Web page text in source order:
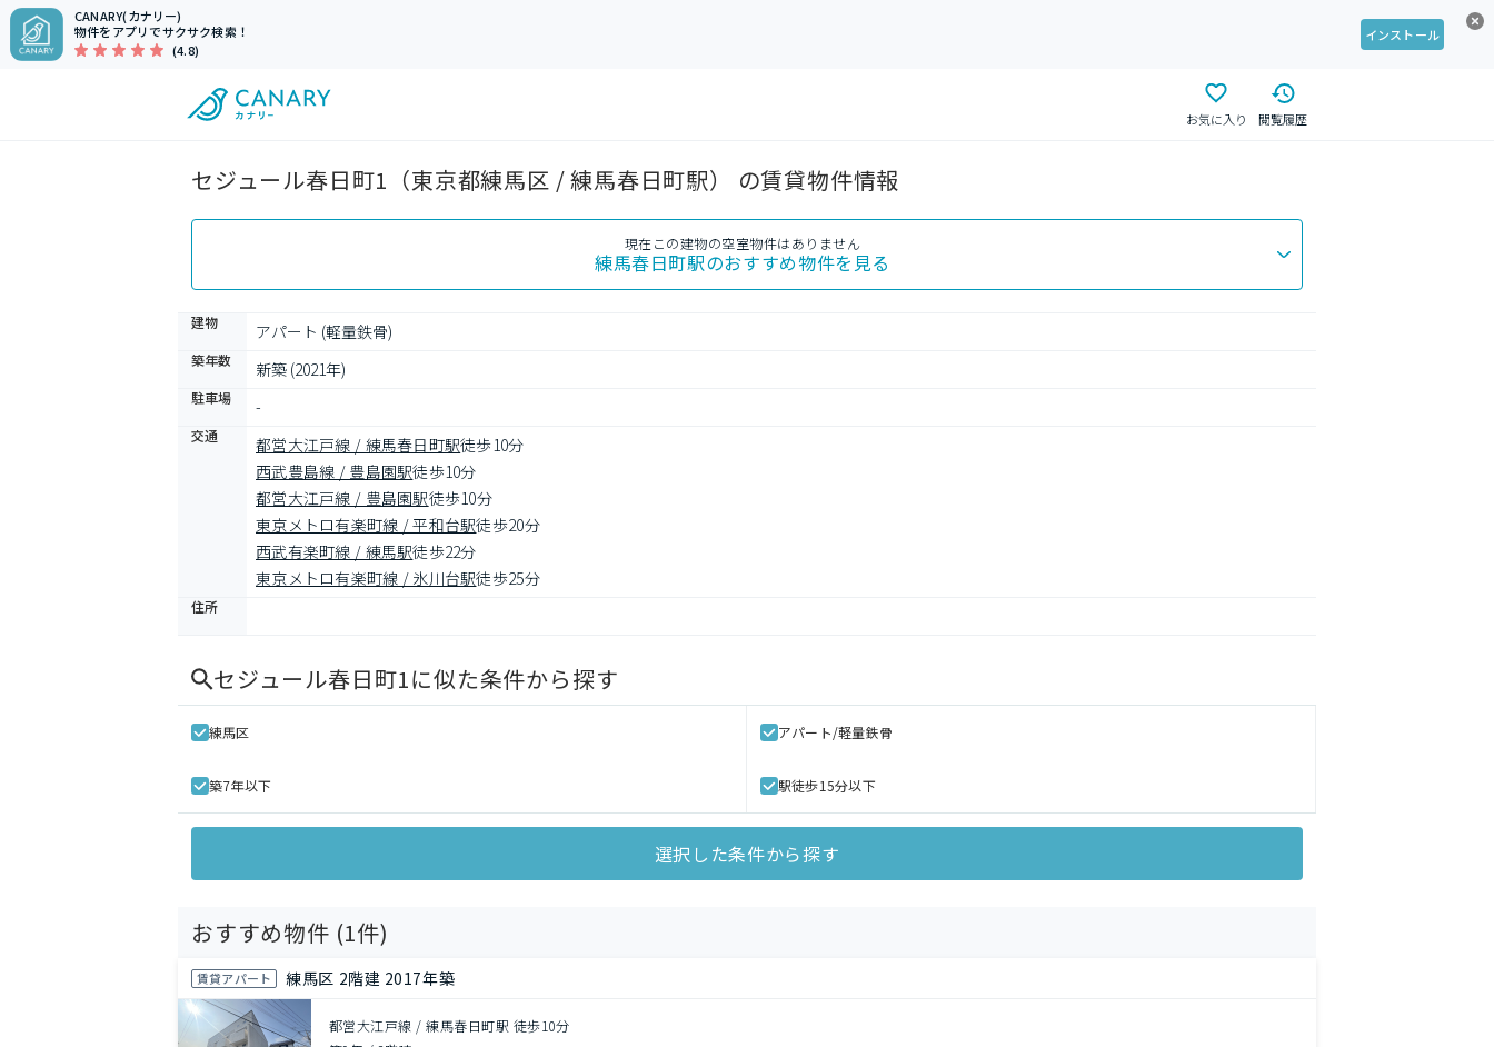
CANARY(カナリー)
物件をアプリでサクサク検索！
(4.8)
インストール
お気に入り 閲覧履歴
セジュール春日町1（東京都練馬区 / 練馬春日町駅） の賃貸物件情報
現在この建物の空室物件はありません
練馬春日町駅のおすすめ物件を見る
建物 アパート (軽量鉄骨)
築年数 新築 (2021年)
駐車場 -
交通 都営大江戸線 / 練馬春日町駅徒歩10分
西武豊島線 / 豊島園駅徒歩10分
都営大江戸線 / 豊島園駅徒歩10分
東京メトロ有楽町線 / 平和台駅徒歩20分
西武有楽町線 / 練馬駅徒歩22分
東京メトロ有楽町線 / 氷川台駅徒歩25分
住所
セジュール春日町1に似た条件から探す
練馬区 アパート/軽量鉄骨
築7年以下 駅徒歩15分以下
選択した条件から探す
おすすめ物件 (1件)
賃貸アパート 練馬区 2階建 2017年築
都営大江戸線 / 練馬春日町駅 徒歩10分